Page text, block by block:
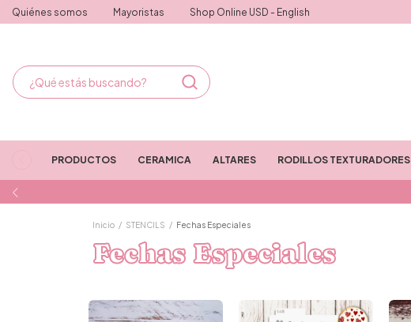
Quiénes somos Mayoristas Shop Online USD - English
PRODUCTOS CERAMICA ALTARES RODILLOS TEXTURADORES
Inicio / STENCILS / Fechas Especiales
Fechas Especiales